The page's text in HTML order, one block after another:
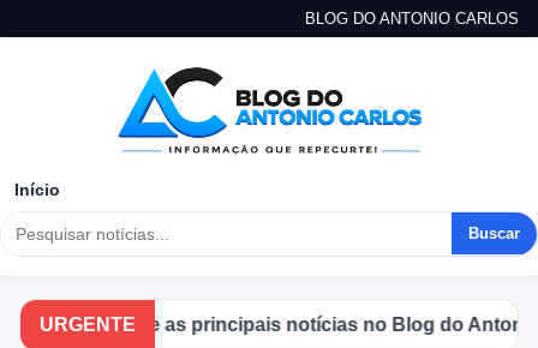
BLOG DO ANTONIO CARLOS
Início
Buscar
URGENTEas principais notícias no Blog do Antonio